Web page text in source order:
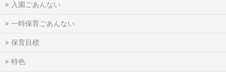
入園ごあんない
一時保育ごあんない
保育目標
特色